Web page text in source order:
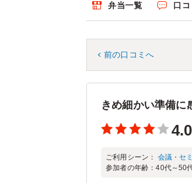
弁当一覧 口コ
前の口コミへ
きめ細かい準備に
4.0
ご利用シーン： 会議・セ
参加者の年齢：40代～50